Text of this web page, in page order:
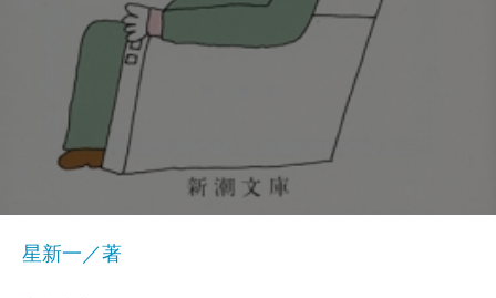
星新一／著